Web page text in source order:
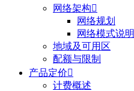
网络架构
网络规划
网络模式说明
地域及可用区
配额与限制
产品定价
计费概述